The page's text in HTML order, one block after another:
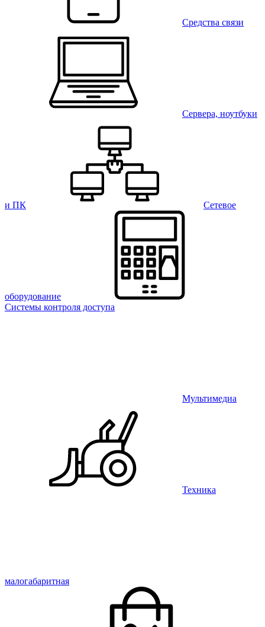
Средства связи
Сервера, ноутбуки
и ПК Сетевое
оборудование
Системы контроля доступа
Мультимедиа
Техника
малогабаритная